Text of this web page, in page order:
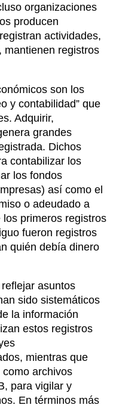
organizaciones
producen
actividades,
mantienen registros
son los
y contabilidad” que
Adquirir,
grandes
Dichos
contabilizar los
los fondos
así como el
o adeudado a
primeros registros
fueron registros
quién debía dinero
asuntos
sido sistemáticos
la información
estos registros
mientras que
archivos
para vigilar y
En términos más